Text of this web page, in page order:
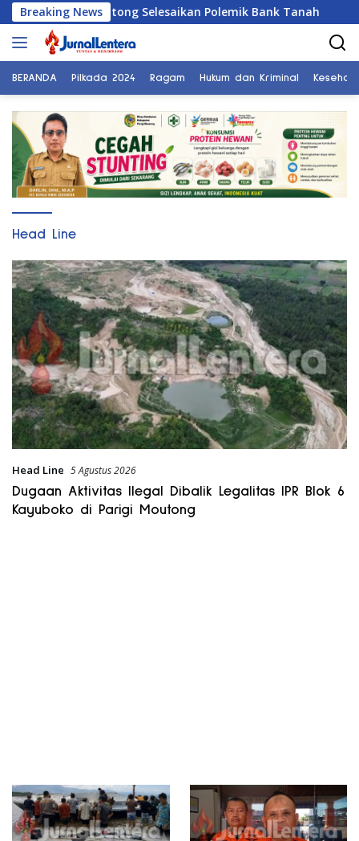
Langsung
ke
konten
Breaking News
Parigi Moutong Selesaikan Polemik Bank Tanah
BERANDA Pilkada 2024 Ragam Hukum dan Kriminal
Head Line
Head Line 5 Agustus 2026
Dugaan Aktivitas Ilegal Dibalik Legalitas IPR Blok 6
Kayuboko di Parigi Moutong